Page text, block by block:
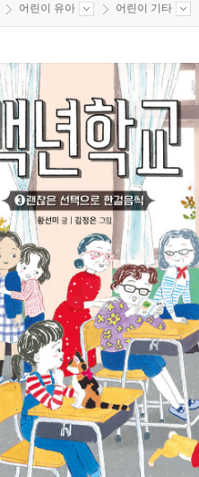
어린이 유아 어린이 기타